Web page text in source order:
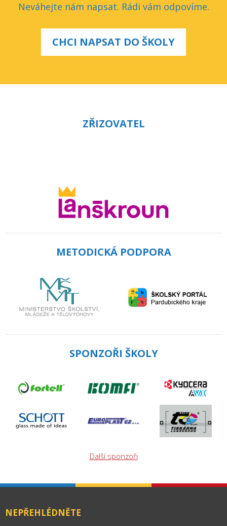
Neváhejte nám napsat. Rádi vám odpovíme.
CHCI NAPSAT DO ŠKOLY
ZŘIZOVATEL
METODICKÁ PODPORA
SPONZOŘI ŠKOLY
Další sponzoři
NEPŘEHLÉDNĚTE